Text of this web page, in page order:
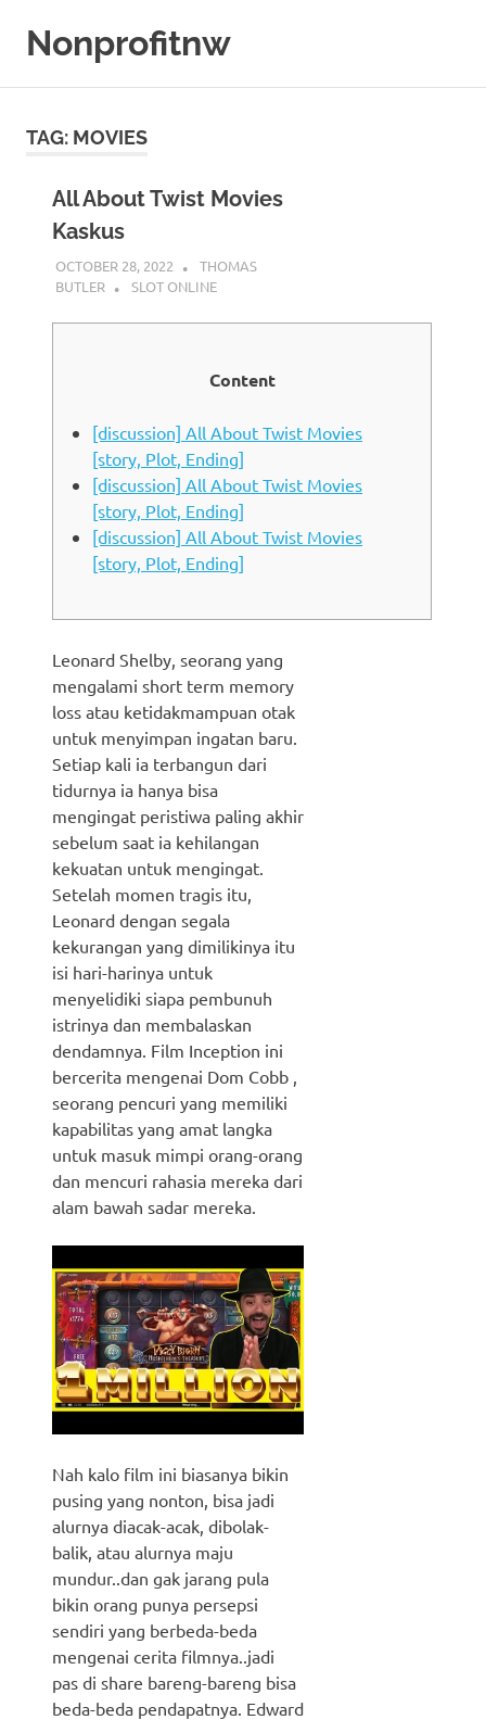
Nonprofitnw
Hari
TAG: MOVIES
All About Twist Movies
Kaskus
OCTOBER 28, 2022
THOMAS
BUTLER
SLOT ONLINE
Content
[discussion] All About Twist Movies
[story, Plot, Ending]
[discussion] All About Twist Movies
[story, Plot, Ending]
[discussion] All About Twist Movies
[story, Plot, Ending]
Leonard Shelby, seorang yang
mengalami short term memory
loss atau ketidakmampuan otak
untuk menyimpan ingatan baru.
Setiap kali ia terbangun dari
tidurnya ia hanya bisa
mengingat peristiwa paling akhir
sebelum saat ia kehilangan
kekuatan untuk mengingat.
Setelah momen tragis itu,
Leonard dengan segala
kekurangan yang dimilikinya itu
isi hari-harinya untuk
menyelidiki siapa pembunuh
istrinya dan membalaskan
dendamnya. Film Inception ini
bercerita mengenai Dom Cobb ,
seorang pencuri yang memiliki
kapabilitas yang amat langka
untuk masuk mimpi orang-orang
dan mencuri rahasia mereka dari
alam bawah sadar mereka.
Nah kalo film ini biasanya bikin
pusing yang nonton, bisa jadi
alurnya diacak-acak, dibolak-
balik, atau alurnya maju
mundur..dan gak jarang pula
bikin orang punya persepsi
sendiri yang berbeda-beda
mengenai cerita filmnya..jadi
pas di share bareng-bareng bisa
beda-beda pendapatnya. Edward